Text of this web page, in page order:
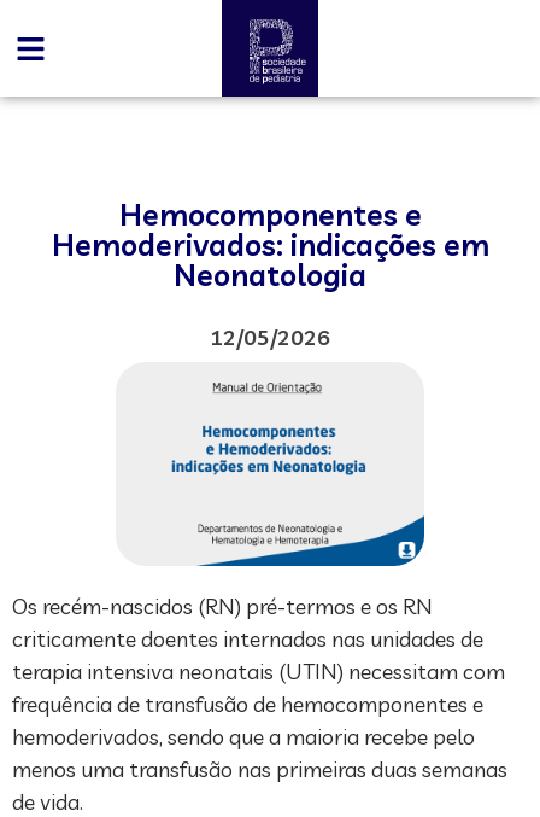
Hemocomponentes e
Hemoderivados: indicações em
Neonatologia
12/05/2026
Os recém-nascidos (RN) pré-termos e os RN
criticamente doentes internados nas unidades de
terapia intensiva neonatais (UTIN) necessitam com
frequência de transfusão de hemocomponentes e
hemoderivados, sendo que a maioria recebe pelo
menos uma transfusão nas primeiras duas semanas
de vida.